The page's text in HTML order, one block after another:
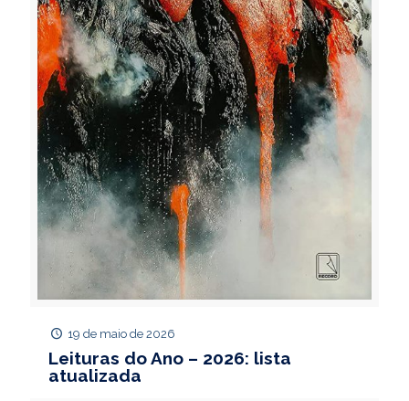
19 de maio de 2026
Leituras do Ano – 2026: lista
atualizada